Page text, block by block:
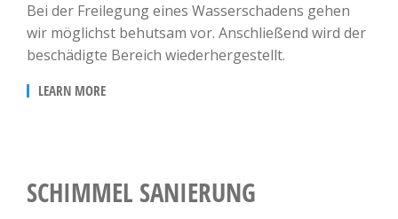
Bei der Freilegung eines Wasserschadens gehen
wir möglichst behutsam vor. Anschließend wird der
beschädigte Bereich wiederhergestellt.
LEARN MORE
SCHIMMEL SANIERUNG